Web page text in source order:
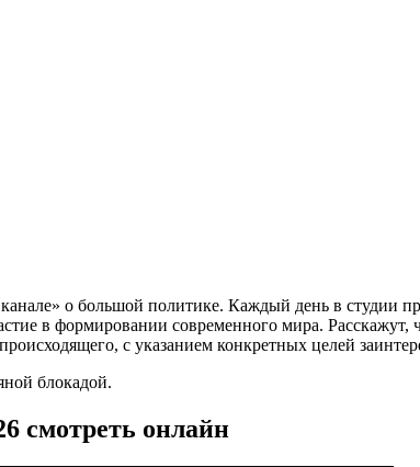
о большой политике. Каждый день в студии
в формировании современного мира. Расскажут,
с указанием конкретных целей
блокадой.
смотреть онлайн